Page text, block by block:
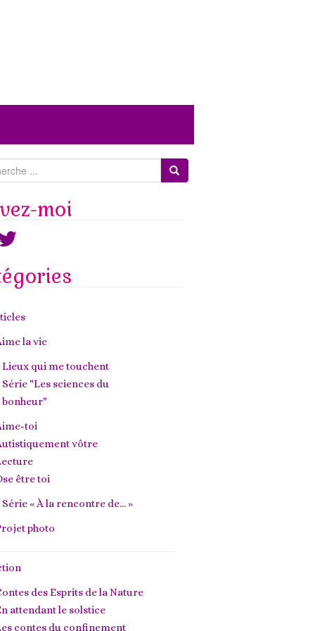
moi
la vie
Lieux qui me touchent
Série "Les sciences du
bonheur"
toi
vôtre
être toi
Série « À la rencontre de… »
photo
des Esprits de la Nature
attendant le solstice
contes du confinement